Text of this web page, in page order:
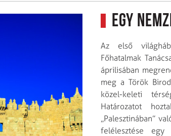
Egy
Az első
Főhatalmak
áprilisában
meg a Török
közel-keleti
Határozatot
„Palesztinában”
felélesztése